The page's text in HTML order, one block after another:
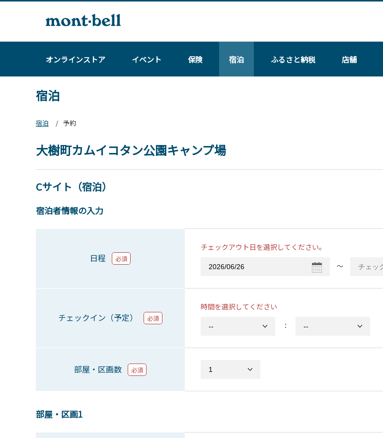
オンラインストア イベント 保険 宿泊 ふるさと納税 店舗
宿泊
宿泊
予約
大樹町カムイコタン公園キャンプ場
Cサイト（宿泊）
宿泊者情報の入力
日程 必須
チェックアウト日を選択してください。
〜
チェックイン（予定） 必須
時間を選択してください
：
部屋・区画数 必須
部屋・区画1